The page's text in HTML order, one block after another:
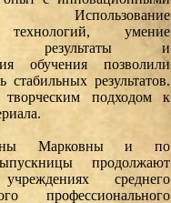
Использование
технологий, умение
результаты и
обучения позволили
стабильных результатов.
подходом к
Марковны и по
продолжают
среднего
профессионального